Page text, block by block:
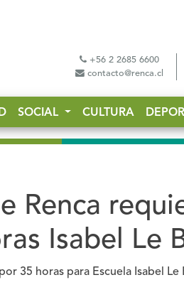
+56 2 2685 6600
contacto@renca.cl
SOCIAL CULTURA
Renca
Isabel Le
35 horas para Escuela Isabel Le